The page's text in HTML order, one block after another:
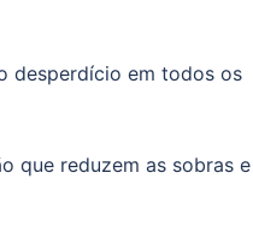
desperdício em todos os
que reduzem as sobras e